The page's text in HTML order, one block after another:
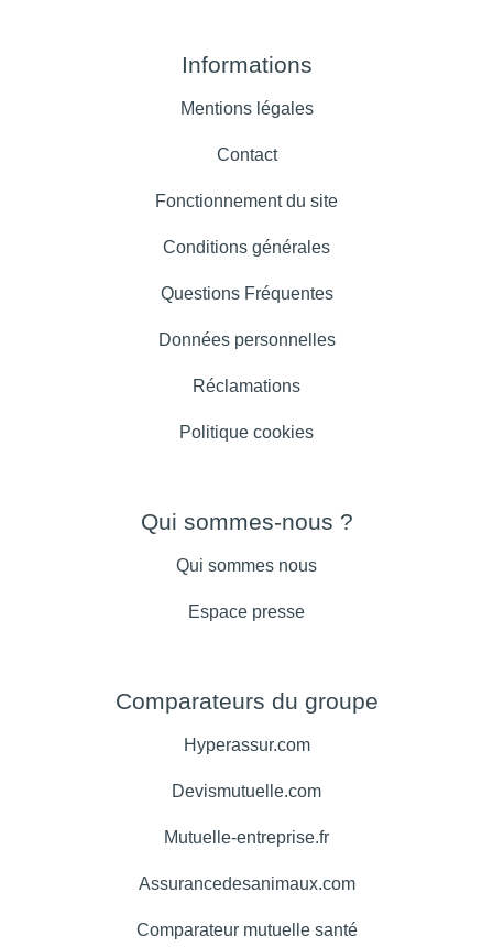
Informations
Mentions légales
Contact
Fonctionnement du site
Conditions générales
Questions Fréquentes
Données personnelles
Réclamations
Politique cookies
Qui sommes-nous ?
Qui sommes nous
Espace presse
Comparateurs du groupe
Hyperassur.com
Devismutuelle.com
Mutuelle-entreprise.fr
Assurancedesanimaux.com
Comparateur mutuelle santé